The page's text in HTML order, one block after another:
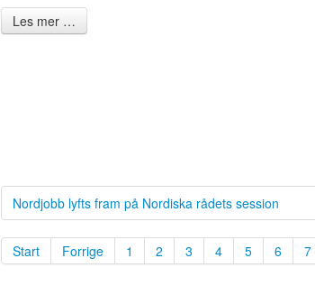
Les mer …
Nordjobb lyfts fram på Nordiska rådets session
Start Forrige 1 2 3 4 5 6 7